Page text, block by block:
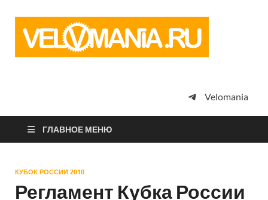
просто
Velomania
ГЛАВНОЕ МЕНЮ
КУБОК РОССИИ 2010
Регламент Кубка России